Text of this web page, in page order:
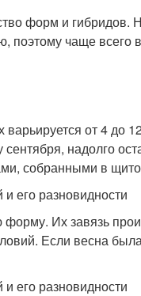
форм и гибридов.
поэтому чаще всего
от 4 до
надолго
собранными в
Их завязь
Если весна